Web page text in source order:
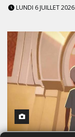
LUNDI 6 JUILLET 2026